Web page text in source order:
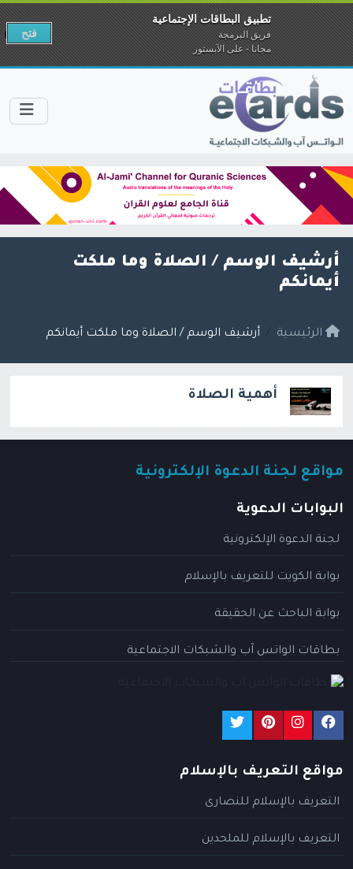
أرشيف الوسم / الصلاة وما ملكت
أيمانكم
الرئيسية أرشيف الوسم / الصلاة وما ملكت أيمانكم
أهمية الصلاة
مواقع لجنة الدعوة الإلكترونية
البوابات الدعوية
لجنة الدعوة الإلكترونية
بوابة الكويت للتعريف بالإسلام
بوابة الباحث عن الحقيقة
بطاقات الواتس آب والشبكات الاجتماعية
مواقع التعريف بالإسلام
التعريف بالإسلام للنصارى
التعريف بالإسلام للملحدين
تطبيق البطاقات الإجتماعية
فريق البرمجة
مجانا - على الآبستور
فتح